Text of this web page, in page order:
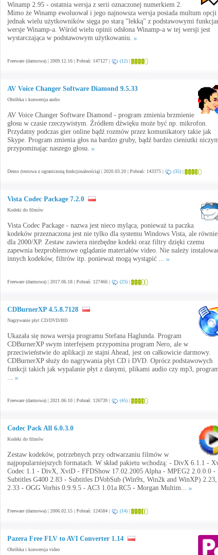
Winamp 2.95 - ostatnia wersja z serii oznaczonej numerkiem 2.
Mimo że Winamp ewoluował i jego najnowsza wersja posiada multum
jednak wielu użytkowników sięga po starą "lekką" z podstawowymi
wersje Winamp-a. Wśród wielu opinii odsłona Winamp-a w tej wersji jest
wystarczająca w podstawowym użytkowaniu.
Freeware (darmowa) | 2009.12.16 | Pobrań: 147127 | (12) |
AV Voice Changer Software Diamond 9.5.33
Obróbka i konwersja audio
AV Voice Changer Software Diamond - program zmienia brzmienie
głosu w czasie rzeczywistym. Źródłem dźwięku może być np. mikrofon.
Przydatny podczas gier online bądź rozmów przez komunikatory takie jak
Skype. Program zmienia głos na bardzo gruby, bądź bardzo cieniutki
przypominając naszego głosu.
Demo (testowa z ograniczoną funkcjonalnością) | 2020.03.20 | Pobrań: 143375 | (35) |
Vista Codec Package 7.2.0
Kodeki do filmów
Vista Codec Package - nazwa jest nieco myląca, ponieważ ta paczka
kodeków przeznaczona jest nie tylko dla systemu Windows Vista, ale
dla 2000/XP. Zestaw zawiera niezbędne kodeki oraz filtry dzięki czemu
zapewnia bezproblemowe oglądanie materiałów video. Nie należy
innych kodeków, filtrów itp. ponieważ mogą wystąpić ...
Freeware (darmowa) | 2017.06.18 | Pobrań: 127466 | (23) |
CDBurnerXP 4.5.8.7128
Nagrywanie płyt CD/DVD/BD
Ukazała się nowa wersja programu Stefana Haglunda. Program
CDBurnerXP swym interfejsem przypomina program Nero, ale w
przeciwieństwie do aplikacji ze stajni Ahead, jest on całkowicie darmowy.
CDBurnerXP służy do nagrywania płyt CD i DVD. Oprócz podstawowych
funkcji takich jak wypalanie płyt z danymi, plikami audio czy mp3,
...
Freeware (darmowa) | 2021.06.10 | Pobrań: 126739 | (45) |
Codec Pack All 6.0.3.0
Kodeki do filmów
Zestaw kodeków, potrzebnych przy odtwarzaniu filmów w
najpopularniejszych formatach. W skład pakietu wchodzą: - DivX 6.1.1 -
Codec 1.1 - DivX, XviD - FFDShow 17.02.2005 Alpha - MPEG2 2.0.0.0 -
Subtitles G400 2.83 - Subtitles DVobSub (Win9x, Win2k and WinXP) 2.23,
2.33 - OGG Vorbis 0.9.9.5 - AC3 1.01a RC5 - Morgan Multim...
Freeware (darmowa) | 2006.02.15 | Pobrań: 124584 | (14) |
Pazera Free FLV to AVI Converter 1.14
Obróbka i konwersja video